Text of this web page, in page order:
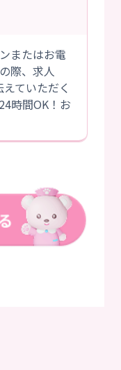
またはお電
際、求人
ていただく
時間OK！お